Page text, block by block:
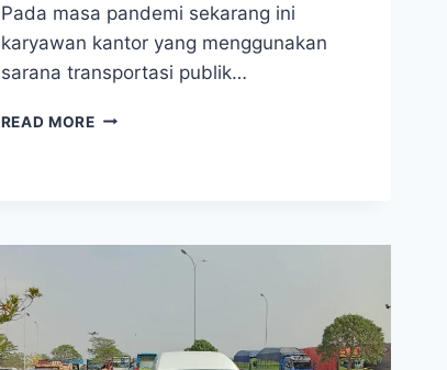
Pada masa pandemi sekarang ini
karyawan kantor yang menggunakan
sarana transportasi publik…
READ MORE SEWA